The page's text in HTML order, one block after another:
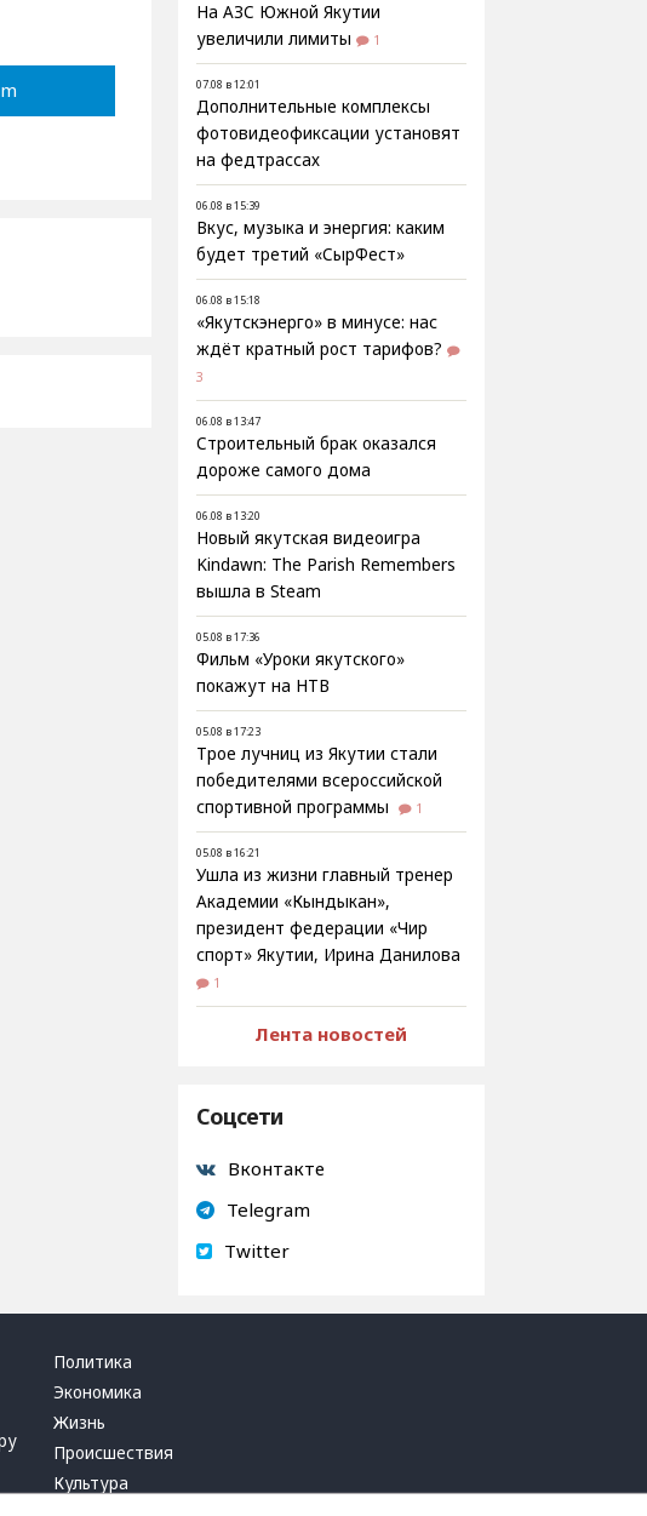
На АЗС Южной Якутии
увеличили лимиты
1
07.08 в 12:01
Дополнительные комплексы
фотовидеофиксации установят
на федтрассах
06.08 в 15:39
Вкус, музыка и энергия: каким
будет третий «СырФест»
06.08 в 15:18
«Якутскэнерго» в минусе: нас
ждёт кратный рост тарифов?
3
06.08 в 13:47
Строительный брак оказался
дороже самого дома
06.08 в 13:20
Новый якутская видеоигра
Kindawn: The Parish Remembers
вышла в Steam
05.08 в 17:36
Фильм «Уроки якутского»
покажут на НТВ
05.08 в 17:23
Трое лучниц из Якутии стали
победителями всероссийской
спортивной программы
1
05.08 в 16:21
Ушла из жизни главный тренер
Академии «Кындыкан»,
президент федерации «Чир
спорт» Якутии, Ирина Данилова
1
Лента новостей
Соцсети
Вконтакте
Telegram
Twitter
Политика
Экономика
Жизнь
Происшествия
Культура